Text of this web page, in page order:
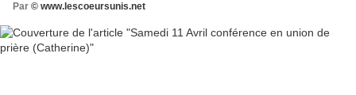
Par © www.lescoeursunis.net